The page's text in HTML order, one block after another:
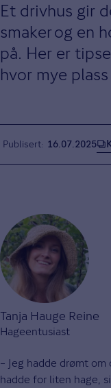
Et drivhus gir
smaker og en
på. Her er
hvor mye
Publisert 16.07.2025
Tanja Hauge Reine
Hageentusiast
– Jeg hadde drømt
hadde for liten hage,